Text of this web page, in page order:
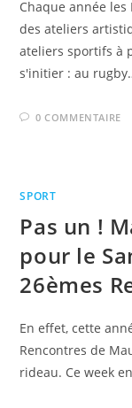
Chaque année
des ateliers
ateliers sportifs à
s'initier : au
0 COMMENTAIRE
SPORT
Pas un !
pour le
26èmes
En effet, cette
Rencontres de
rideau. Ce week